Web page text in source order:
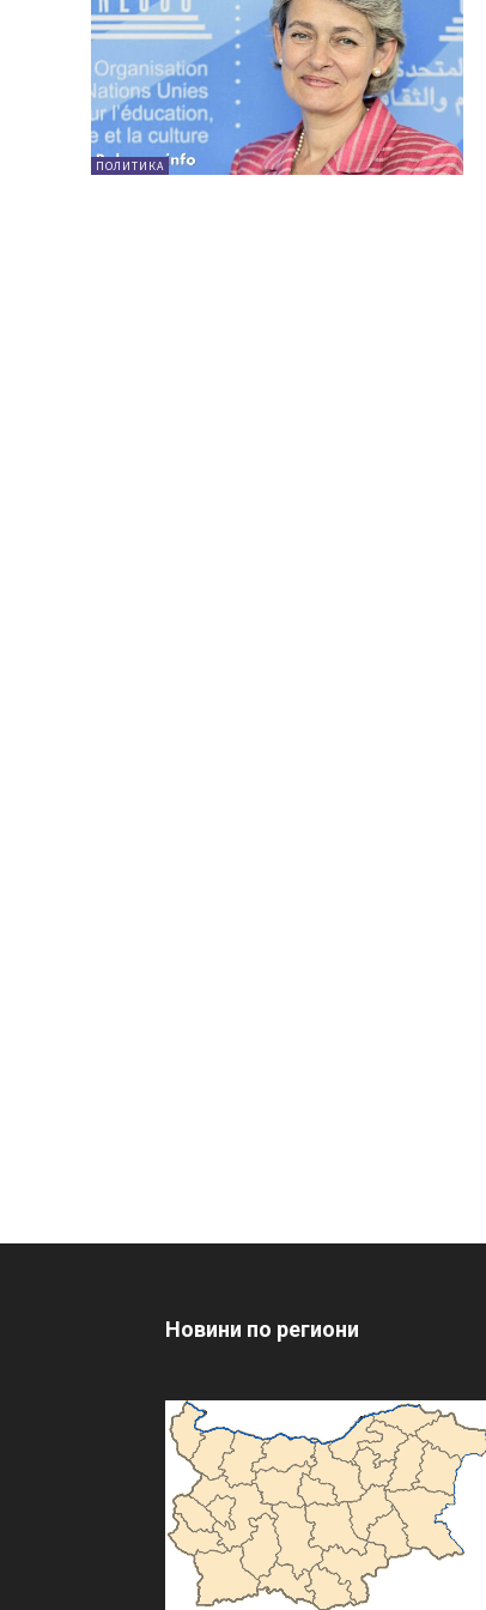
ПОЛИТИКА
Новини по региони